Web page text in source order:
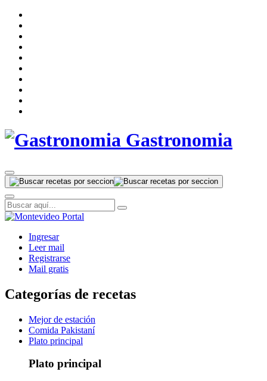
Gastronomia
Ingresar
Leer mail
Registrarse
Mail gratis
Categorías de recetas
Mejor de estación
Comida Pakistaní
Plato principal
Plato principal